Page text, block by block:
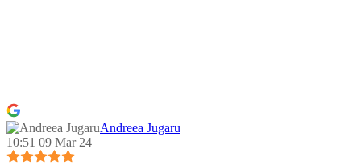
Andreea Jugaru
10:51 09 Mar 24